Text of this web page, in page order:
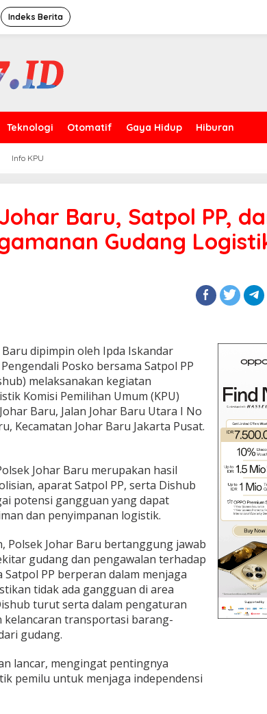
Indeks Berita
Teknologi Otomatif Gaya Hidup Hiburan
Info KPU
Baru, Satpol PP,
Gudang
dipimpin oleh Ipda Iskandar
Posko bersama Satpol PP
melaksanakan kegiatan
Komisi Pemilihan Umum (KPU)
Baru, Jalan Johar Baru Utara I No
Kecamatan Johar Baru Jakarta Pusat.
Johar Baru merupakan hasil
aparat Satpol PP, serta Dishub
potensi gangguan yang dapat
dan penyimpanan logistik.
Polsek Johar Baru bertanggung jawab
gudang dan pengawalan terhadap
PP berperan dalam menjaga
tidak ada gangguan di area
turut serta dalam pengaturan
transportasi barang-
gudang.
lancar, mengingat pentingnya
pemilu untuk menjaga independensi